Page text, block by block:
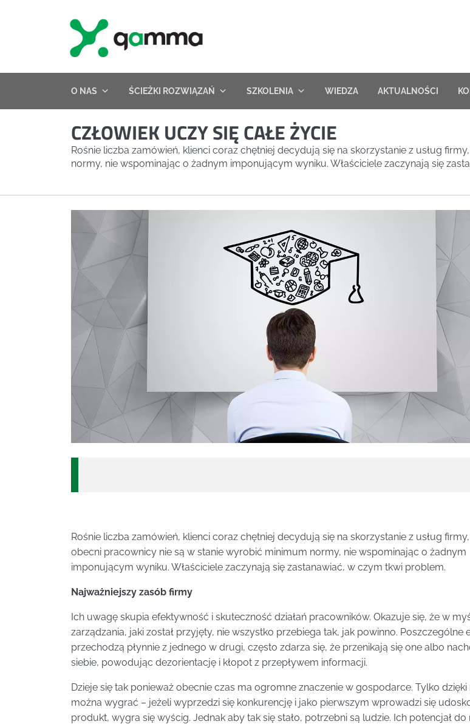
O NAS ŚCIEŻKI ROZWIĄZAŃ SZKOLENIA WIEDZA AKTUALNOŚCI
CZŁOWIEK UCZY SIĘ CAŁE ŻYCIE
Rośnie liczba zamówień, klienci coraz chętniej decydują się na skorzystanie z usług
normy, nie wspominając o żadnym imponującym wyniku. Właściciele zaczynają się
Rośnie liczba zamówień, klienci coraz chętniej decydują się na skorzystanie z usług
obecni pracownicy nie są w stanie wyrobić minimum normy, nie wspominając o żadnym
imponującym wyniku. Właściciele zaczynają się zastanawiać, w czym tkwi problem.
Najważniejszy zasób firmy
Ich uwagę skupia efektywność i skuteczność działań pracowników. Okazuje się, że w
zarządzania, jaki został przyjęty, nie wszystko przebiega tak, jak powinno. Poszczególne
przechodzą płynnie z jednego w drugi, często zdarza się, że przenikają się one albo
siebie, powodując dezorientację i kłopot z przepływem informacji.
Dzieje się tak ponieważ obecnie czas ma ogromne znaczenie w gospodarce. Tylko dzięki
można wygrać – jeżeli wyprzedzi się konkurencję i jako pierwszym wprowadzi się
produkt, wygra się wyścig. Jednak aby tak się stało, potrzebni są ludzie. Ich potencjał